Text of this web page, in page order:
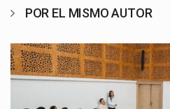
POR EL MISMO AUTOR